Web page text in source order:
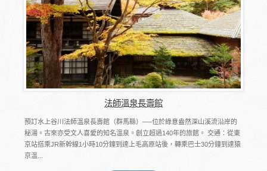
法師溫泉長壽館
預訂水上谷川法師溫泉長壽館（群馬縣）──位於綠意盎然深山溪流沿岸的
秘湯。古來亦受文人喜愛的知名溫泉。創立超過140年的旅館。 交通：從東
京站搭乘JR新幹線1小時10分鐘到達上毛高原站後，轉乘巴士30分鐘到達猿
京溫...